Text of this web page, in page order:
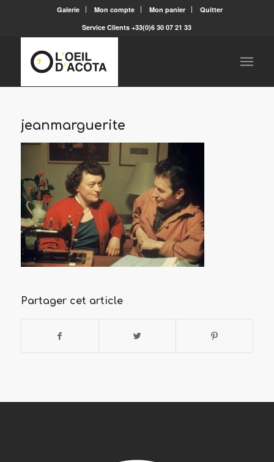
Galerie Mon compte Mon panier
Quitter
Service Clients +33(0)6 30 07 21 33
jeanmarguerite
Partager cet article